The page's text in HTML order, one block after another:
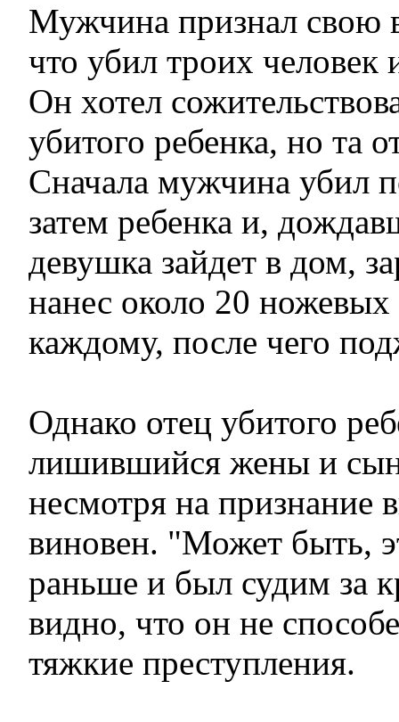
Мужчина признал свою
что убил троих человек
Он хотел
убитого ребенка, но та
Сначала мужчина убил
затем ребенка и,
девушка зайдет в дом,
нанес около 20
каждому, после чего
Однако отец убитого
лишившийся жены и
несмотря на признание
виновен. "Может быть,
раньше и был судим за
видно, что он не
тяжкие преступления.